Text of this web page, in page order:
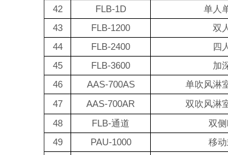
42
FLB-1D 单人
43
FLB-1200 双
44
FLB-2400 四
45
FLB-3600 加
46
AAS-700AS 单吹风淋
47
AAS-700AR 双吹风淋
48
FLB-通道 双侧
49
PAU-1000 移